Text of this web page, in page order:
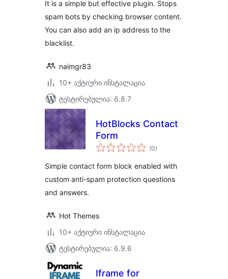
It is a simple but effective plugin. Stops
spam bots by checking browser content.
You can also add an ip address to the
blacklist.
naimgr83
10+ აქტიური ინსტალაცია
ტესტირებულია: 6.8.7
HotBlocks Contact
Form
(0საერთო
რეიტინგი
)
Simple contact form block enabled with
custom anti-spam protection questions
and answers.
Hot Themes
10+ აქტიური ინსტალაცია
ტესტირებულია: 6.9.6
Iframe for